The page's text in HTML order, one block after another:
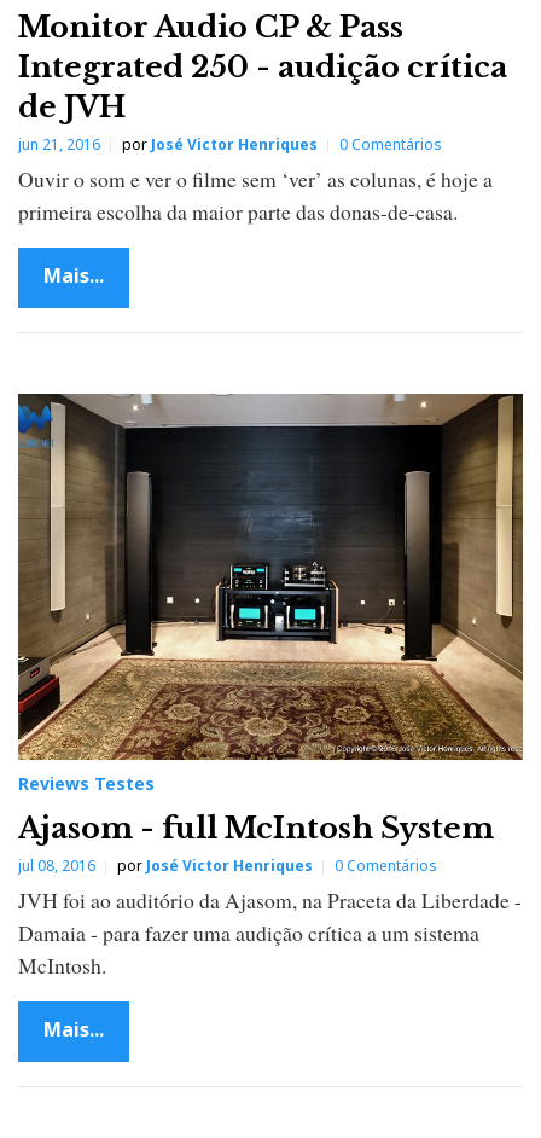
Monitor Audio CP & Pass
Integrated 250 - audição crítica
de JVH
jun 21, 2016 por José Victor Henriques 0 Comentários
Ouvir o som e ver o filme sem ‘ver’ as colunas, é hoje a
primeira escolha da maior parte das donas-de-casa.
Mais...
Reviews Testes
Ajasom - full McIntosh System
jul 08, 2016 por José Victor Henriques 0 Comentários
JVH foi ao auditório da Ajasom, na Praceta da Liberdade -
Damaia - para fazer uma audição crítica a um sistema
McIntosh.
Mais...